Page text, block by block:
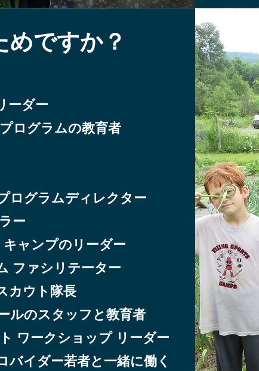
めですか？
ーダー
ログラムの教育者
ログラムディレクター
ー
ャンプのリーダー
ファシリテーター
カウト隊長
ルのスタッフと教育者
ワークショップ リーダー
バイダー若者と一緒に働く